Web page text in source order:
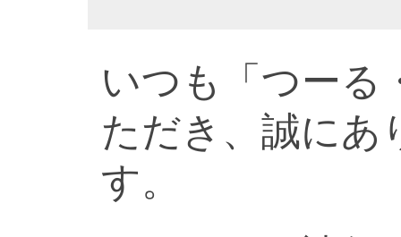
いつも「つーる
ただき、誠にあ
す。